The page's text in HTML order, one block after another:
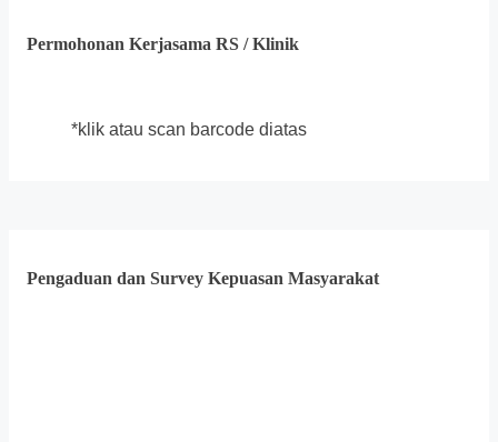
Permohonan Kerjasama RS / Klinik
*klik atau scan barcode diatas
Pengaduan dan Survey Kepuasan Masyarakat